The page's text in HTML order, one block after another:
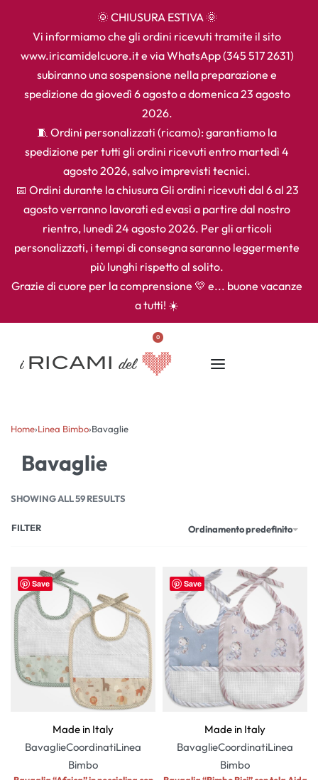
🌞 CHIUSURA ESTIVA 🌞
Vi informiamo che gli ordini ricevuti tramite il sito
www.iricamidelcuore.it e via WhatsApp (345 517 2631)
subiranno una sospensione nella preparazione e
spedizione da giovedì 6 agosto a domenica 23 agosto
2026.
🧵 Ordini personalizzati (ricamo): garantiamo la
spedizione per tutti gli ordini ricevuti entro martedì 4
agosto 2026, salvo imprevisti tecnici.
📅 Ordini durante la chiusura Gli ordini ricevuti dal 6 al 23
agosto verranno lavorati ed evasi a partire dal nostro
rientro, lunedì 24 agosto 2026. Per gli articoli
personalizzati, i tempi di consegna saranno leggermente
più lunghi rispetto al solito.
Grazie di cuore per la comprensione 💛 e... buone vacanze
a tutti! ☀️
0
Home›Linea Bimbo›Bavaglie
Bavaglie
SHOWING ALL 59 RESULTS
Ordinamento predefinito
FILTER
Save
Made in Italy
BavaglieCoordinatiLinea
Bimbo
Save
Made in Italy
BavaglieCoordinatiLinea
Bimbo